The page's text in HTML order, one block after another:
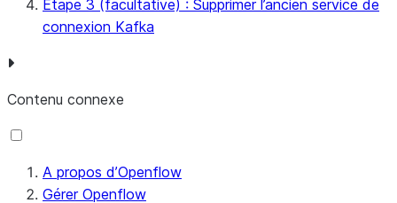
Étape 3 (facultative) : Supprimer l’ancien service de
connexion Kafka
Contenu connexe
A propos d’Openflow
Gérer Openflow